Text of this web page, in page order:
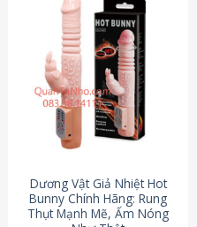
Dương Vật Giả Nhiệt Hot
Bunny Chính Hãng: Rung
Thụt Mạnh Mẽ, Ấm Nóng